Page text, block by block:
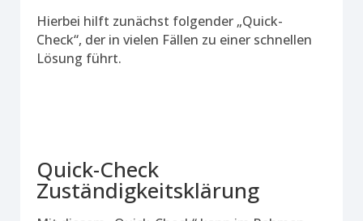
Hierbei hilft zunächst folgender „Quick-
Check“, der in vielen Fällen zu einer schnellen
Lösung führt.
Quick-Check
Zuständigkeitsklärung